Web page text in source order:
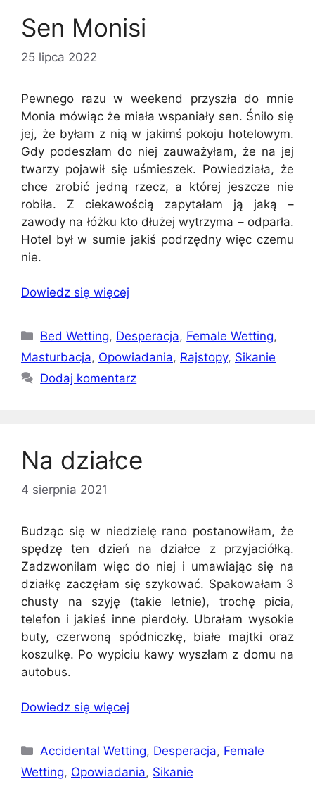
Sen Monisi
25 lipca 2022
Pewnego razu w weekend przyszła do mnie
Monia mówiąc że miała wspaniały sen. Śniło się
jej, że byłam z nią w jakimś pokoju hotelowym.
Gdy podeszłam do niej zauważyłam, że na jej
twarzy pojawił się uśmieszek. Powiedziała, że
chce zrobić jedną rzecz, a której jeszcze nie
robiła. Z ciekawością zapytałam ją jaką –
zawody na łóżku kto dłużej wytrzyma – odparła.
Hotel był w sumie jakiś podrzędny więc czemu
nie.
Dowiedz się więcej
Kategorie
Bed Wetting, Desperacja, Female Wetting,
Masturbacja, Opowiadania, Rajstopy, Sikanie
Dodaj komentarz
Na działce
4 sierpnia 2021
Budząc się w niedzielę rano postanowiłam, że
spędzę ten dzień na działce z przyjaciółką.
Zadzwoniłam więc do niej i umawiając się na
działkę zaczęłam się szykować. Spakowałam 3
chusty na szyję (takie letnie), trochę picia,
telefon i jakieś inne pierdoły. Ubrałam wysokie
buty, czerwoną spódniczkę, białe majtki oraz
koszulkę. Po wypiciu kawy wyszłam z domu na
autobus.
Dowiedz się więcej
Kategorie
Accidental Wetting, Desperacja, Female
Wetting, Opowiadania, Sikanie